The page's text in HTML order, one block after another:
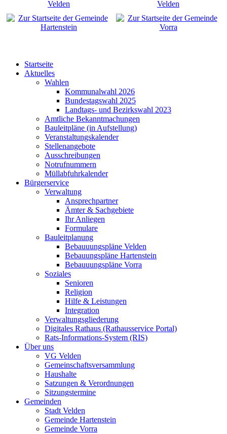
Startseite
Aktuelles
Wahlen
Kommunalwahl 2026
Bundestagswahl 2025
Landtags- und Bezirkswahl 2023
Amtliche Bekanntmachungen
Bauleitpläne (in Aufstellung)
Veranstaltungskalender
Stellenangebote
Ausschreibungen
Notrufnummern
Müllabfuhrkalender
Bürgerservice
Verwaltung
Ansprechpartner
Ämter & Sachgebiete
Ihr Anliegen
Formulare
Bauleitplanung
Bebauuungspläne Velden
Bebauungspläne Hartenstein
Bebauuungspläne Vorra
Soziales
Senioren
Religion
Hilfe & Leistungen
Integration
Verwaltungsgliederung
Digitales Rathaus (Rathausservice Portal)
Rats-Informations-System (RIS)
Über uns
VG Velden
Gemeinschaftsversammlung
Haushalte
Satzungen & Verordnungen
Sitzungstermine
Gemeinden
Stadt Velden
Gemeinde Hartenstein
Gemeinde Vorra